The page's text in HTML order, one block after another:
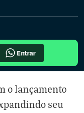
Entrar
o lançamento
seu